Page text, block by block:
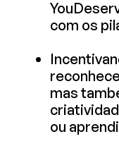
com os
mas
ou